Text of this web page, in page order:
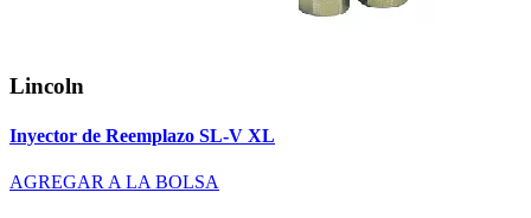
Lincoln
Inyector de Reemplazo SL-V XL
AGREGAR A LA BOLSA